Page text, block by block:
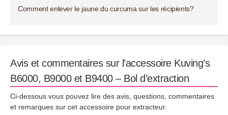
Comment enlever le jaune du curcuma sur les récipients?
Avis et commentaires sur l'accessoire Kuving’s
B6000, B9000 et B9400 – Bol d’extraction
Ci-dessous vous pouvez lire des avis, questions, commentaires
et remarques sur cet accessoire pour extracteur.